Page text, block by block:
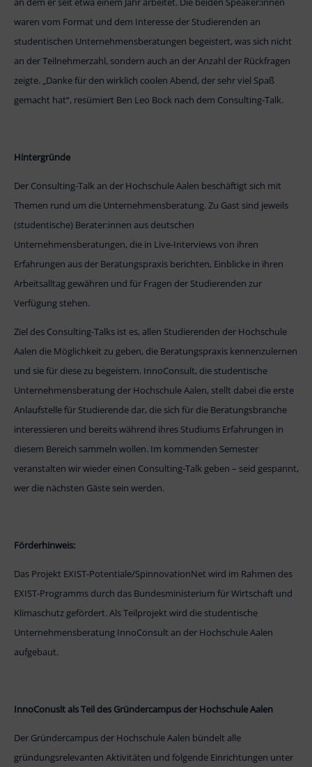
waren vom Format und dem Interesse der Studierenden an
studentischen Unternehmensberatungen begeistert, was sich nicht
an der Teilnehmerzahl, sondern auch an der Anzahl der Rückfragen
zeigte. „Danke für den wirklich coolen Abend, der sehr viel Spaß
gemacht hat“, resümiert Ben Leo Bock nach dem Consulting-Talk.
Hintergründe
Der Consulting-Talk an der Hochschule Aalen beschäftigt sich mit
Themen rund um die Unternehmensberatung. Zu Gast sind jeweils
(studentische) Berater:innen aus deutschen
Unternehmensberatungen, die in Live-Interviews von ihren
Erfahrungen aus der Beratungspraxis berichten, Einblicke in ihren
Arbeitsalltag gewähren und für Fragen der Studierenden zur
Verfügung stehen.
Ziel des Consulting-Talks ist es, allen Studierenden der Hochschule
Aalen die Möglichkeit zu geben, die Beratungspraxis kennenzulernen
und sie für diese zu begeistern. InnoConsult, die studentische
Unternehmensberatung der Hochschule Aalen, stellt dabei die erste
Anlaufstelle für Studierende dar, die sich für die Beratungsbranche
interessieren und bereits während ihres Studiums Erfahrungen in
diesem Bereich sammeln wollen. Im kommenden Semester
veranstalten wir wieder einen Consulting-Talk geben – seid gespannt,
wer die nächsten Gäste sein werden.
Förderhinweis:
Das Projekt EXIST-Potentiale/SpinnovationNet wird im Rahmen des
EXIST-Programms durch das Bundesministerium für Wirtschaft und
Klimaschutz gefördert. Als Teilprojekt wird die studentische
Unternehmensberatung InnoConsult an der Hochschule Aalen
aufgebaut.
InnoConuslt als Teil des Gründercampus der Hochschule Aalen
Der Gründercampus der Hochschule Aalen bündelt alle
gründungsrelevanten Aktivitäten und folgende Einrichtungen unter